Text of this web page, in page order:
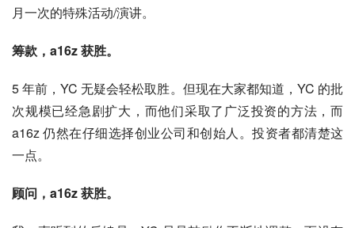
月一次的特殊活动/演讲。
筹款，a16z 获胜。
5 年前，YC 无疑会轻松取胜。但现在大家都知道，YC 的批
次规模已经急剧扩大，而他们采取了广泛投资的方法，而
a16z 仍然在仔细选择创业公司和创始人。投资者都清楚这
一点。
顾问，a16z 获胜。